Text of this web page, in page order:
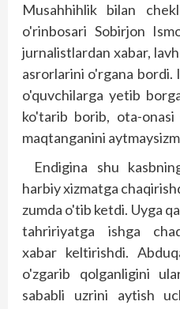
Musahhihlik bilan
o'rinbosari Sobirjon
jurnalistlardan xabar,
asrorlarini o'rgana bordi.
o'quvchilarga yetib
ko'tarib borib, ota-
maqtanganini
Endigina shu
harbiy xizmatga
zumda o'tib ketdi. Uyga
tahririyatga ishga
xabar keltirishdi.
o'zgarib qolganligini
sababli uzrini aytish